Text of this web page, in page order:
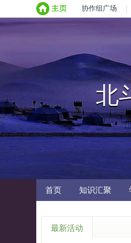
协作组广场
北
首页 知识汇聚
最新活动